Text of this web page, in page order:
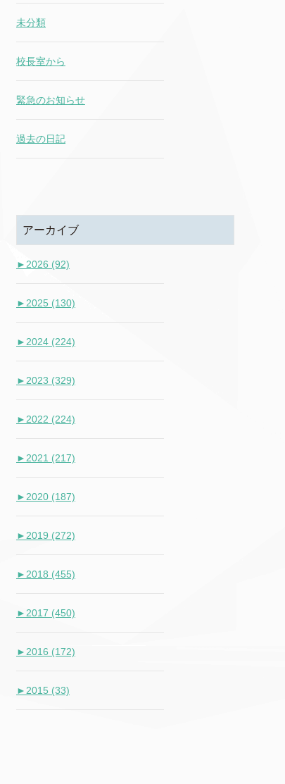
未分類
校長室から
緊急のお知らせ
過去の日記
アーカイブ
► 2026 (92)
► 2025 (130)
► 2024 (224)
► 2023 (329)
► 2022 (224)
► 2021 (217)
► 2020 (187)
► 2019 (272)
► 2018 (455)
► 2017 (450)
► 2016 (172)
► 2015 (33)